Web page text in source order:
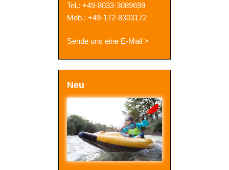
Tel.: +49-8033-3089699
Mob.: +49-172-8303172
Sende uns eine E-Mail >
Neu